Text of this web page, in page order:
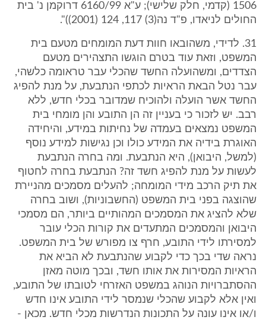
1506 (קדמי, חלק שלישי); ע"א 6160/99 דרוקמן נ' בית
החולים לניאדו, פ"ד נה(3) 117, 124 (2001))".
31. לדידי, משהובאו חוות דעת המומחים מטעם בית
המשפט, וזאת עוד בטרם הוגשו התצהירים מטעם
הצדדים, ומשהועלה החשד שהכלי עבר טראומה כלשהי,
עבר נטל הבאת הראיות לכתפי הנתבעת, על מנת להפיג
החשד אשר הועלה ולהוכיח שמדובר בכלי חדש, ללא
רבב. יש לזכור כי בעניין זה הן התובע והן מומחי בית
המשפט נמצאים בעמדה של נחיתות במידע, והיחידה
האוגרת בידיה את המידע כולו וכן נגישות למידע נוסף
(למשל, היבואן), היא הנתבעת. ומה בחרה הנתבעת
לעשות על מנת להפיג חשד זה? הנתבעת בחרה לחטוף
את תיק הרכב מידי המומחה; להעלים מסמכים מהניירת
שהוצגה בפני בית המשפט (החשבוניות), ושוב בחרה
שלא להציג את המסמכים המהותיים ביותר, הם מסמכי
היבואן והמסמכים המתעדים את קורות הכלי עובר
למסירתו לידי התובע, חרף צו מפורש של בית המשפט.
נראה שדי בכך כדי לקבוע שהנתבעת לא הביא את
הראיות המסירות את אותו חשד, ובכך מוטה מאזן
ההסתברויות הנוהג במשפט האזרחי לטובתו של התובע,
ואין אלא לקבוע שהכלי שנמסר לידי התובע אינו חדש
ו/או אינו עונה על התכונות הנדרשות מכלי חדש. מכאן -